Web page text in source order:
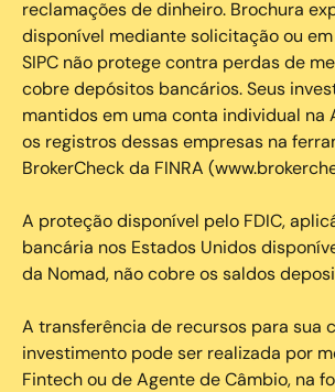
reclamações de dinheiro. Brochura
disponível mediante solicitação ou em
SIPC não protege contra perdas de
cobre depósitos bancários. Seus
mantidos em uma conta individual na
os registros dessas empresas na
BrokerCheck da FINRA
A proteção disponível pelo FDIC,
bancária nos Estados Unidos
da Nomad, não cobre os saldos
A transferência de recursos para sua
investimento pode ser realizada por
Fintech ou de Agente de Câmbio, na